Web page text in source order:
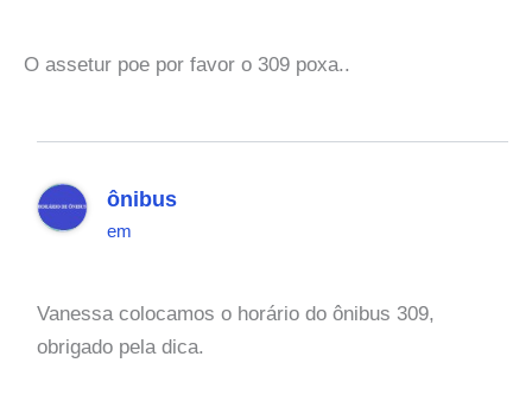
O assetur poe por favor o 309 poxa..
ônibus
em
Vanessa colocamos o horário do ônibus 309,
obrigado pela dica.